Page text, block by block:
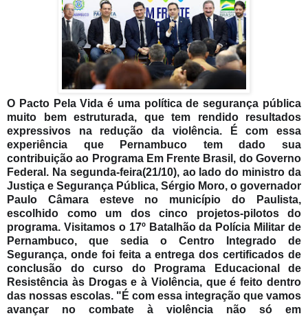
O Pacto Pela Vida é uma política de segurança pública
muito bem estruturada, que tem rendido resultados
expressivos na redução da violência. É com essa
experiência que Pernambuco tem dado sua
contribuição ao Programa Em Frente Brasil, do Governo
Federal. Na segunda-feira(21/10), ao lado do ministro da
Justiça e Segurança Pública, Sérgio Moro, o governador
Paulo Câmara esteve no município do Paulista,
escolhido como um dos cinco projetos-pilotos do
programa. Visitamos o 17º Batalhão da Polícia Militar de
Pernambuco, que sedia o Centro Integrado de
Segurança, onde foi feita a entrega dos certificados de
conclusão do curso do Programa Educacional de
Resistência às Drogas e à Violência, que é feito dentro
das nossas escolas. "É com essa integração que vamos
avançar no combate à violência não só em